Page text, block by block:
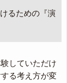
るための『演
していただけ
る考え方が変